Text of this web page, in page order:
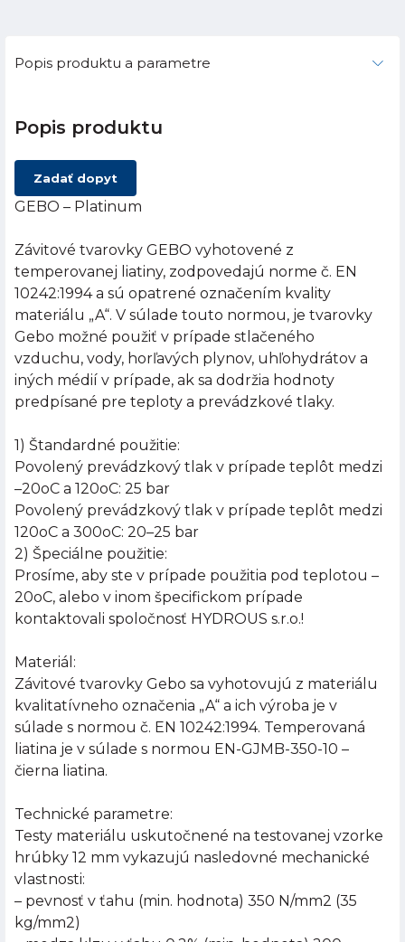
Popis produktu a parametre
Popis produktu
Zadať dopyt
GEBO – Platinum
Závitové tvarovky GEBO vyhotovené z
temperovanej liatiny, zodpovedajú norme č. EN
10242:1994 a sú opatrené označením kvality
materiálu „A“. V súlade touto normou, je tvarovky
Gebo možné použiť v prípade stlačeného
vzduchu, vody, horľavých plynov, uhľohydrátov a
iných médií v prípade, ak sa dodržia hodnoty
predpísané pre teploty a prevádzkové tlaky.
1) Štandardné použitie:
Povolený prevádzkový tlak v prípade teplôt medzi
–20oC a 120oC: 25 bar
Povolený prevádzkový tlak v prípade teplôt medzi
120oC a 300oC: 20–25 bar
2) Špeciálne použitie:
Prosíme, aby ste v prípade použitia pod teplotou –
20oC, alebo v inom špecifickom prípade
kontaktovali spoločnosť HYDROUS s.r.o.!
Materiál:
Závitové tvarovky Gebo sa vyhotovujú z materiálu
kvalitatívneho označenia „A“ a ich výroba je v
súlade s normou č. EN 10242:1994. Temperovaná
liatina je v súlade s normou EN-GJMB-350-10 –
čierna liatina.
Technické parametre:
Testy materiálu uskutočnené na testovanej vzorke
hrúbky 12 mm vykazujú nasledovné mechanické
vlastnosti:
– pevnosť v ťahu (min. hodnota) 350 N/mm2 (35
kg/mm2)